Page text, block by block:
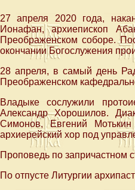
27 апреля 2020 года,
Ионафан, архиепископ
Преображенском соборе.
окончании Богослужения
28 апреля, в самый день
Преображенском
Владыке сослужили
Александр Хорошилов.
Симонов, Евгений
архиерейский хор под
Проповедь по запричастном
По отпусте Литургии